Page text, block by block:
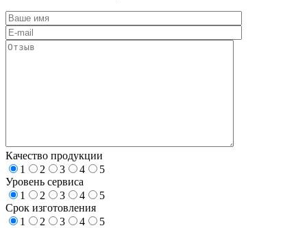
Качество продукции
1
2 3 4
5
Уровень сервиса
1
2 3 4
5
Срок изготовления
1
2 3 4
5